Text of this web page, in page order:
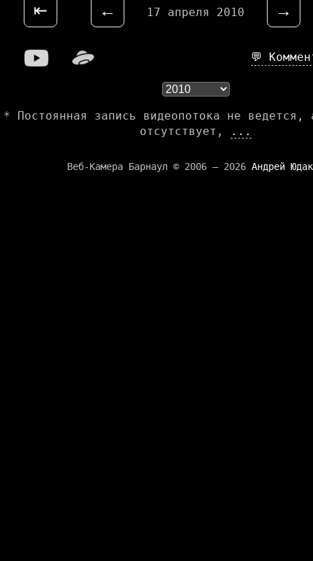
⇤ ← 17 апреля 2010 →
💬
* Постоянная запись видеопотока не ведется,
отсутствует,
...
Веб-Камера Барнаул © 2006 — 2026 Андрей